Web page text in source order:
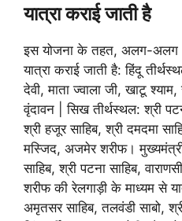
यात्रा कराई जाती है
इस योजना के तहत, अलग-अलग
यात्रा कराई जाती है: हिंदू
देवी, माता ज्वाला जी, खाटू
वृंदावन | सिख तीर्थस्थल: श्री
श्री हजूर साहिब, श्री दमदमा
मस्जिद, अजमेर शरीफ।
साहिब, श्री पटना साहिब,
शरीफ की रेलगाड़ी के माध्यम से
अमृतसर साहिब, तलवंडी साबो,